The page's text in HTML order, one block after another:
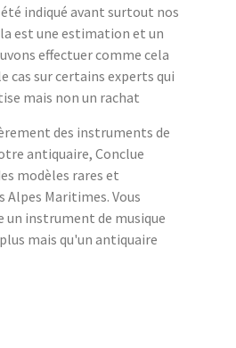
indiqué avant surtout nos
est une estimation et un
effectuer comme cela
cas sur certains experts qui
mais non un rachat
des instruments de
antiquaire, Conclue
modèles rares et
Alpes Maritimes. Vous
un instrument de musique
mais qu'un antiquaire